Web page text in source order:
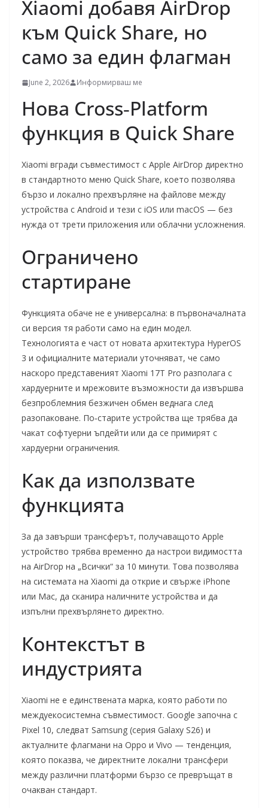
Xiaomi добавя AirDrop
към Quick Share, но
само за един флагман
June 2, 2026 Информирваш ме
Нова Cross‑Platform
функция в Quick Share
Xiaomi вгради съвместимост с Apple AirDrop директно
в стандартното меню Quick Share, което позволява
бързо и локално прехвърляне на файлове между
устройства с Android и тези с iOS или macOS — без
нужда от трети приложения или облачни усложнения.
Ограничено
стартиране
Функцията обаче не е универсална: в първоначалната
си версия тя работи само на един модел.
Технологията е част от новата архитектура HyperOS
3 и официалните материали уточняват, че само
наскоро представеният Xiaomi 17T Pro разполага с
хардуерните и мрежовите възможности да извършва
безпроблемния безжичен обмен веднага след
разопаковане. По‑старите устройства ще трябва да
чакат софтуерни ъпдейти или да се примирят с
хардуерни ограничения.
Как да използвате
функцията
За да завърши трансферът, получаващото Apple
устройство трябва временно да настрои видимостта
на AirDrop на „Всички“ за 10 минути. Това позволява
на системата на Xiaomi да открие и свърже iPhone
или Mac, да сканира наличните устройства и да
изпълни прехвърлянето директно.
Контекстът в
индустрията
Xiaomi не е единствената марка, която работи по
междуекосистемна съвместимост. Google започна с
Pixel 10, следват Samsung (серия Galaxy S26) и
актуалните флагмани на Oppo и Vivo — тенденция,
която показва, че директните локални трансфери
между различни платформи бързо се превръщат в
очакван стандарт.